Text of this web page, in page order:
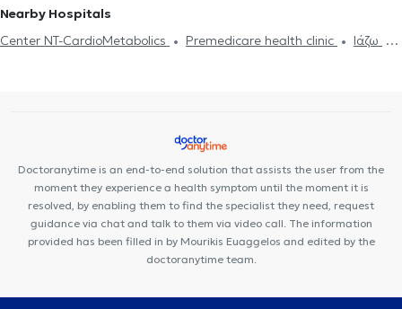
Nearby Hospitals
Center NT-CardioMetabolics
Premedicare health clinic
Ιάζω
Doctoranytime is an end-to-end solution that assists the user from the
moment they experience a health symptom until the moment it is
resolved, by enabling them to find the specialist they need, request
guidance via chat and talk to them via video call. The information
provided has been filled in by Mourikis Euaggelos and edited by the
doctoranytime team.